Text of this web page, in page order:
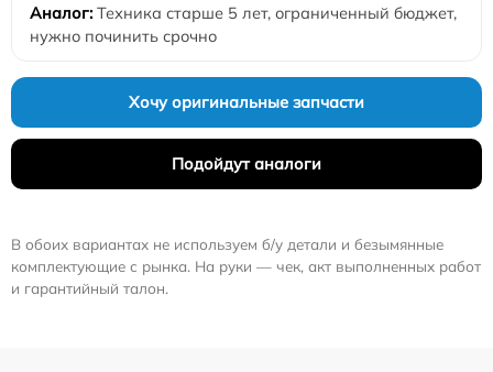
Техника старше 5 лет, ограниченный бюджет,
нужно починить срочно
Хочу оригинальные запчасти
Подойдут аналоги
В обоих вариантах не используем б/у детали и безымянные
комплектующие с рынка. На руки — чек, акт выполненных работ
и гарантийный талон.